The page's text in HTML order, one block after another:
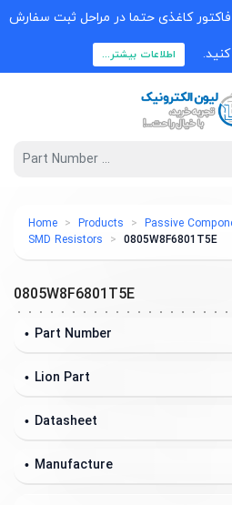
کاغذی حتما در مراحل ثبت سفارش
اطلاعات بیشتر...
Home Products Passive
SMD Resistors
0805W8F6801T5E
0805W8F6801T5E
Part Number
Lion Part
Datasheet
Manufacture